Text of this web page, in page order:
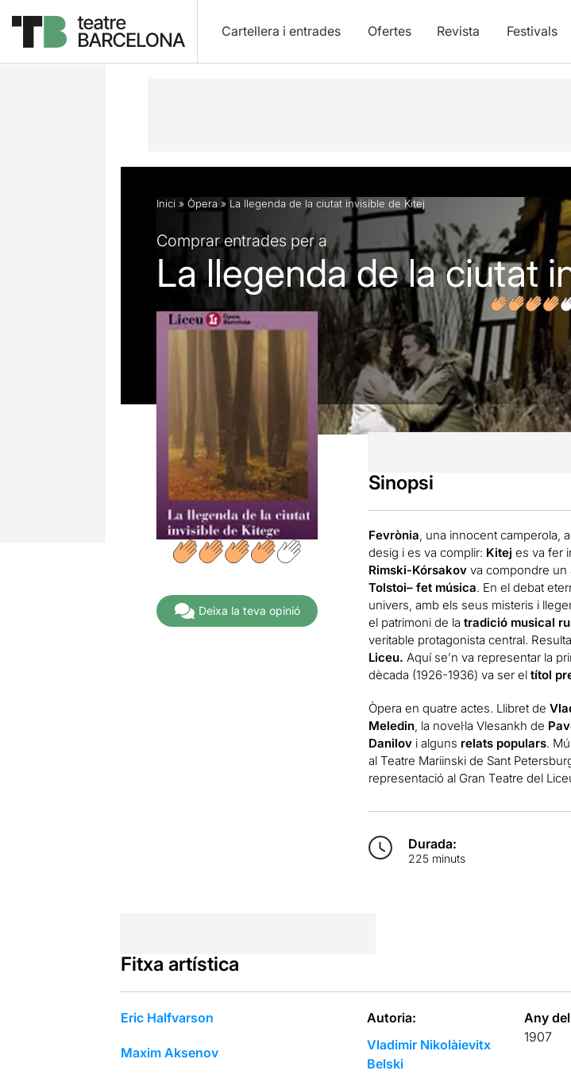
Cartellera i entrades Ofertes Revista Festivals
Descripció Fitxa artística Fotos i vídeos
Inici » Òpera » La llegenda de la ciutat invisible de Kitej
Comprar entrades per a
La llegenda de la ciutat
Deixa la teva opinió
Sinopsi
Fevrònia , una innocent camperola,
desig i es va complir: Kitej es va fer
Rimski-Kórsakovva compondre un
Tolstoi– fet música. En el debat
univers, amb els seus misteris i
el patrimoni de la tradició musical
veritable protagonista central.
Liceu. Aquí se’n va representar la
dècada (1926-1936) va ser el títol
Òpera en quatre actes. Llibret de
Meledin, la novel·la Vlesankh de
Danilovi alguns relats populars.
al Teatre Mariinski de Sant
representació al Gran Teatre del
Durada:
225 minuts
Fitxa artística
Eric Halfvarson
Maxim Aksenov
Autoria:
Vladimir Nikolàievitx
Belski
Any
1907